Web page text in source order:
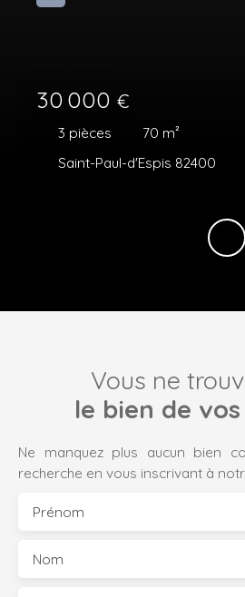
30 000 €
3 pièces 70 m²
Saint-Paul-d'Espis 82400
Vous ne
le bien de
Ne manquez plus aucun bien
recherche en vous inscrivant à
Prénom
Nom